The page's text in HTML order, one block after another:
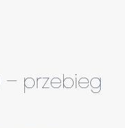
– przebieg